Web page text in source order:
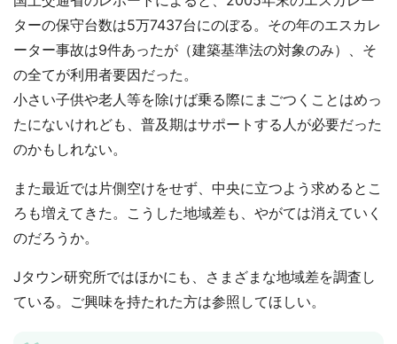
ターの保守台数は5万7437台にのぼる。その年のエスカレ
ーター事故は9件あったが（建築基準法の対象のみ）、そ
の全てが利用者要因だった。
小さい子供や老人等を除けば乗る際にまごつくことはめっ
たにないけれども、普及期はサポートする人が必要だった
のかもしれない。
また最近では片側空けをせず、中央に立つよう求めるとこ
ろも増えてきた。こうした地域差も、やがては消えていく
のだろうか。
Jタウン研究所ではほかにも、さまざまな地域差を調査し
ている。ご興味を持たれた方は参照してほしい。